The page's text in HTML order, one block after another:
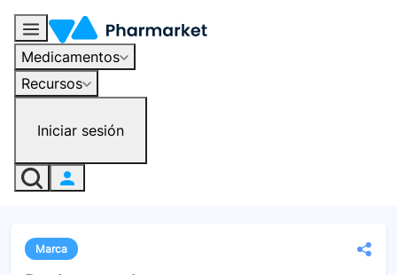
Medicamentos
Recursos
Iniciar sesión
Marca